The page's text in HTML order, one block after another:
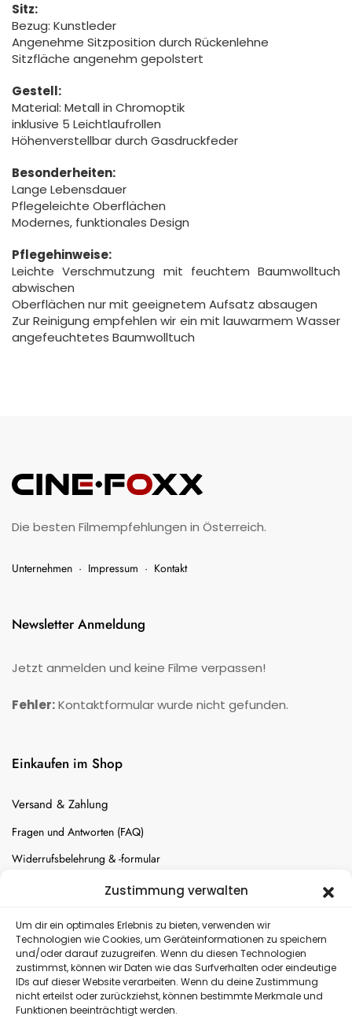
Zustimmung verwalten
Um dir ein optimales Erlebnis zu bieten, verwenden wir
Technologien wie Cookies, um Geräteinformationen zu speichern
und/oder darauf zuzugreifen. Wenn du diesen Technologien
zustimmst, können wir Daten wie das Surfverhalten oder eindeutige
IDs auf dieser Website verarbeiten. Wenn du deine Zustimmung
nicht erteilst oder zurückziehst, können bestimmte Merkmale und
Funktionen beeinträchtigt werden.
Sitz:
Bezug: Kunstleder
Angenehme Sitzposition durch Rückenlehne
Sitzfläche angenehm gepolstert
Gestell:
Material: Metall in Chromoptik
inklusive 5 Leichtlaufrollen
Höhenverstellbar durch Gasdruckfeder
Besonderheiten:
Lange Lebensdauer
Pflegeleichte Oberflächen
Modernes, funktionales Design
Pflegehinweise:
Leichte Verschmutzung mit feuchtem Baumwolltuch
abwischen
Oberflächen nur mit geeignetem Aufsatz absaugen
Zur Reinigung empfehlen wir ein mit lauwarmem Wasser
angefeuchtetes Baumwolltuch
Die besten Filmempfehlungen in Österreich.
Unternehmen · Impressum · Kontakt
Newsletter Anmeldung
Jetzt anmelden und keine Filme verpassen!
Fehler:Kontaktformular wurde nicht gefunden.
Einkaufen im Shop
Versand & Zahlung
Fragen und Antworten (FAQ)
Widerrufsbelehrung & -formular
Batterien-Entsorgung
Versand
Kostenloser Rückversand